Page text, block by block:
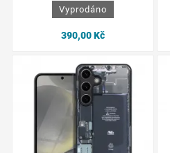
Vyprodáno
390,00 Kč